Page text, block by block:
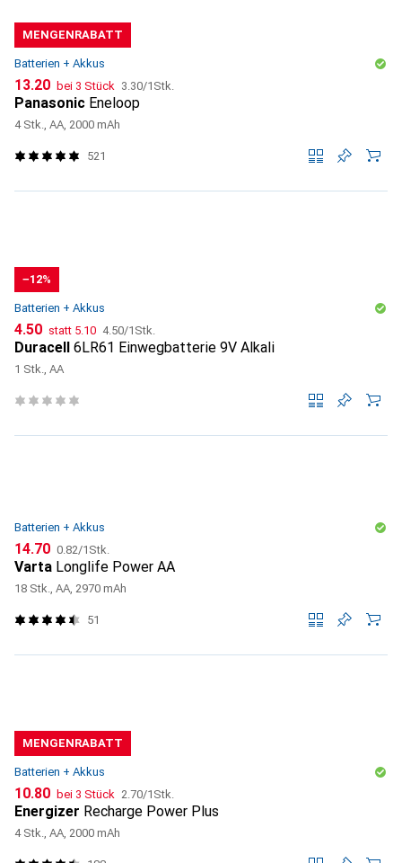
MENGENRABATT
Batterien + Akkus
CHF
13.20 bei 3 Stück CHF
3.30/1Stk.
Panasonic Eneloop
4 Stk., AA, 2000 mAh
521
−12%
Batterien + Akkus
CHF
4.50 statt CHF
5.10 CHF
4.50/1Stk.
Duracell 6LR61 Einwegbatterie 9V Alkali
1 Stk., AA
Batterien + Akkus
CHF
14.70 CHF
0.82/1Stk.
Varta Longlife Power AA
18 Stk., AA, 2970 mAh
51
MENGENRABATT
Batterien + Akkus
CHF
10.80 bei 3 Stück CHF
2.70/1Stk.
Energizer Recharge Power Plus
4 Stk., AA, 2000 mAh